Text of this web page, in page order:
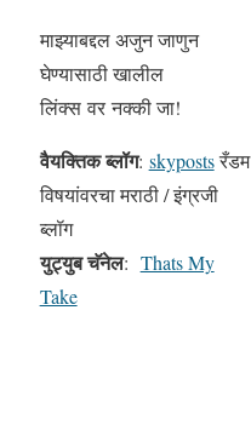
माझ्याबद्दल अजुन जाणुन
घेण्यासाठी खालील
लिंक्स वर नक्की जा!
वैयक्तिक ब्लॉग: skypostsरँडम
विषयांवरचा मराठी / इंग्रजी
ब्लॉग
युट्युब चॅनेल: Thats My
Take